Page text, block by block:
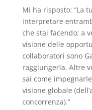
Mi ha risposto: “La
interpretare
che stai facendo; a
visione delle
collaboratori sono
raggiungerla. Altre
sai come
visione globale
concorrenza).”